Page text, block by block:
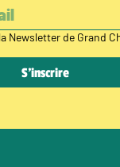
Newsletter de Grand